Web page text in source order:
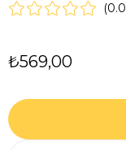
0.0
₺569,00